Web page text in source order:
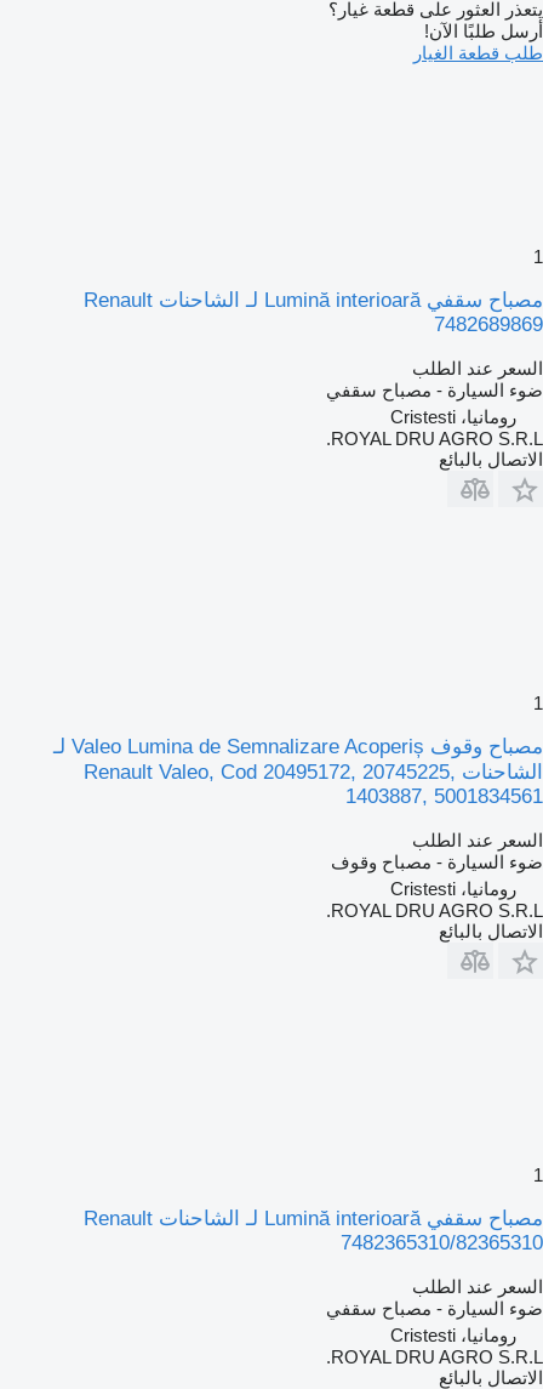
العثور على قطعة غيار؟
طلبًا الآن!
قطعة الغيار
مصباح سقفي Lumină interioară لـ الشاحنات Renault
عند الطلب
السيارة - مصباح سقفي
رومانيا، Cristesti
ROYAL DRU AGRO
بالبائع
مصباح وقوف Valeo Lumina de Semnalizare Acoperiș لـ
الشاحنات Renault Valeo, Cod 20495172, 20745225,
1403887,
عند الطلب
السيارة - مصباح وقوف
رومانيا، Cristesti
ROYAL DRU AGRO
بالبائع
مصباح سقفي Lumină interioară لـ الشاحنات Renault
7482365310/
عند الطلب
السيارة - مصباح سقفي
رومانيا، Cristesti
ROYAL DRU AGRO
بالبائع